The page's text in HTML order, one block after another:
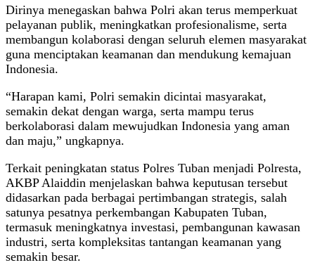
Dirinya menegaskan bahwa Polri akan terus memperkuat
pelayanan publik, meningkatkan profesionalisme, serta
membangun kolaborasi dengan seluruh elemen masyarakat
guna menciptakan keamanan dan mendukung kemajuan
Indonesia.
“Harapan kami, Polri semakin dicintai masyarakat,
semakin dekat dengan warga, serta mampu terus
berkolaborasi dalam mewujudkan Indonesia yang aman
dan maju,” ungkapnya.
Terkait peningkatan status Polres Tuban menjadi Polresta,
AKBP Alaiddin menjelaskan bahwa keputusan tersebut
didasarkan pada berbagai pertimbangan strategis, salah
satunya pesatnya perkembangan Kabupaten Tuban,
termasuk meningkatnya investasi, pembangunan kawasan
industri, serta kompleksitas tantangan keamanan yang
semakin besar.